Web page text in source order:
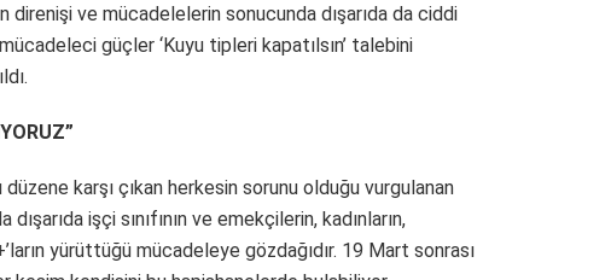
ve mücadelelerin sonucunda dışarıda da ciddi
güçler ‘Kuyu tipleri kapatılsın’ talebini
karşı çıkan herkesin sorunu olduğu vurgulanan
işçi sınıfının ve emekçilerin, kadınların,
yürüttüğü mücadeleye gözdağıdır. 19 Mart sonrası